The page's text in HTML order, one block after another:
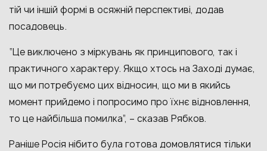
тій чи іншій формі в осяжній перспективі, додав
посадовець.
“Це виключено з міркувань як принципового, так і
практичного характеру. Якщо хтось на Заході думає,
що ми потребуємо цих відносин, що ми в якийсь
момент прийдемо і попросимо про їхнє відновлення,
то це найбільша помилка”, – сказав Рябков.
Раніше Росія нібито була готова домовлятися тільки